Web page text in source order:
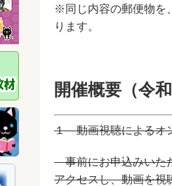
※同じ内容の郵便物を
ります。
開催概要（令
１ 動画視聴によるオ
事前にお申込みいた
アクセスし、動画を視